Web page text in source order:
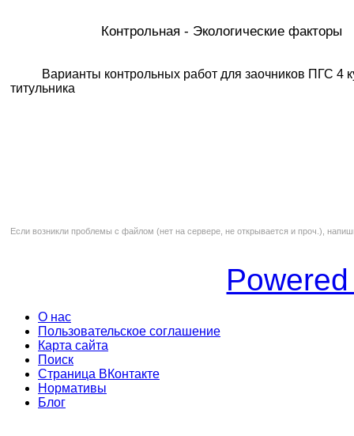
Контрольная - Экологические факторы
Варианты контрольных работ для заочников ПГС 4
титульника
Если возникли проблемы с файлом (нет на сервере, не открывается и проч.),
О нас
Пользовательское соглашение
Карта сайта
Поиск
Страница ВКонтакте
Нормативы
Блог